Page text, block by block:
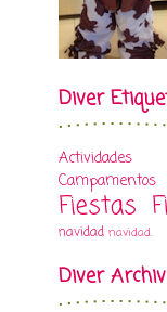
Diver
Actividades
Campamentos
Fiestas
navidad navidad.
Diver